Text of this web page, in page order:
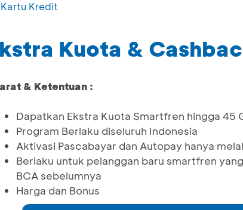
Kartu Kredit
Kuota &
& Ketentuan :
Dapatkan Ekstra Kuota Smartfren hingga 45
Program Berlaku diseluruh Indonesia
Aktivasi Pascabayar dan Autopay hanya
Berlaku untuk pelanggan baru smartfren
BCA sebelumnya
Harga dan Bonus